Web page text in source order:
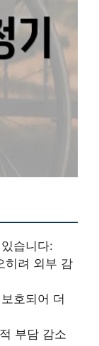
습니다:
히려 외부 감
호되어 더
부담 감소